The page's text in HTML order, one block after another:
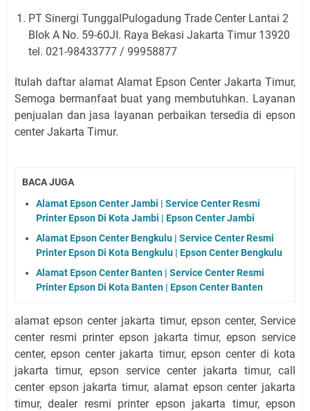
PT Sinergi TunggalPulogadung Trade Center Lantai 2
Blok A No. 59-60JI. Raya Bekasi Jakarta Timur 13920
tel. 021-98433777 / 99958877
Itulah daftar alamat Alamat Epson Center Jakarta Timur,
Semoga bermanfaat buat yang membutuhkan. Layanan
penjualan dan jasa layanan perbaikan tersedia di epson
center Jakarta Timur.
BACA JUGA
Alamat Epson Center Jambi | Service Center Resmi
Printer Epson Di Kota Jambi | Epson Center Jambi
Alamat Epson Center Bengkulu | Service Center Resmi
Printer Epson Di Kota Bengkulu | Epson Center Bengkulu
Alamat Epson Center Banten | Service Center Resmi
Printer Epson Di Kota Banten | Epson Center Banten
alamat epson center jakarta timur, epson center, Service
center resmi printer epson jakarta timur, epson service
center, epson center jakarta timur, epson center di kota
jakarta timur, epson service center jakarta timur, call
center epson jakarta timur, alamat epson center jakarta
timur, dealer resmi printer epson jakarta timur, epson